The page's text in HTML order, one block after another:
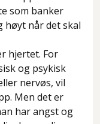
som banker
høyt når det skal
hjertet. For
og psykisk
nervøs, vil
Men det er
har angst og